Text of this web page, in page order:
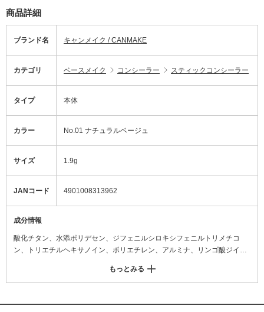
商品詳細
ブランド名 キャンメイク / CANMAKE
カテゴリ ベースメイク コンシーラー スティックコンシーラー
タイプ 本体
カラー No.01 ナチュラルベージュ
サイズ 1.9g
JANコード 4901008313962
成分情報
酸化チタン、水添ポリデセン、ジフェニルシロキシフェニルトリメチコ
ン、トリエチルヘキサノイン、ポリエチレン、アルミナ、リンゴ酸ジイソ
ウロイルグルタミン酸ジ(フィトステリル/オクチルドデシル)、ジメチコ
ン、シリカ、カルナウバロウ、マイクロクリスタリンワックス、トコフェ
もっとみる